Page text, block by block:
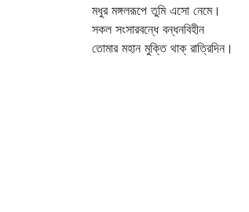
মধুর মঙ্গলরূপে তুমি এসো নেমে।
সকল সংসারবন্ধে বন্ধনবিহীন
তোমার মহান মুক্তি থাক্‌ রাত্রিদিন।